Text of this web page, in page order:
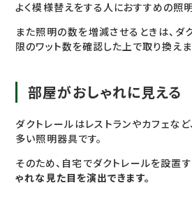
よく模様替えをする人におすすめの照明
また照明の数を増減させるときは、ダ
限のワット数を確認した上で取り換えま
部屋がおしゃれに見える
ダクトレールはレストランやカフェな
多い照明器具です。
そのため、自宅でダクトレールを設置
ゃれな見た目を演出できます。